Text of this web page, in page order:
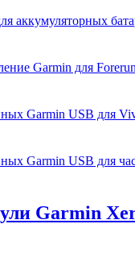
аккумуляторных
Garmin для
Garmin USB для
Garmin USB для
Garmin